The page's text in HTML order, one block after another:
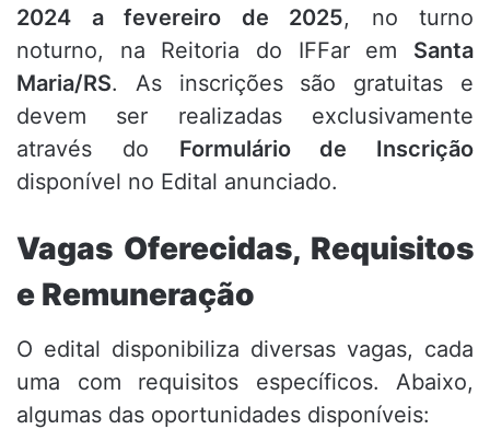
2024 a fevereiro de 2025, no turno
noturno, na Reitoria do IFFar em Santa
Maria/RS. As inscrições são gratuitas e
devem ser realizadas exclusivamente
através do Formulário de Inscrição
disponível no Edital anunciado.
Vagas Oferecidas, Requisitos
e Remuneração
O edital disponibiliza diversas vagas, cada
uma com requisitos específicos. Abaixo,
algumas das oportunidades disponíveis: